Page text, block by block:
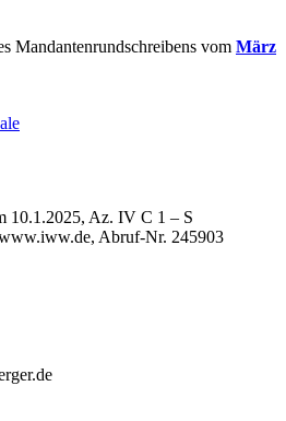
Mandantenrundschreibens vom März
10.1.2025, Az. IV C 1 – S
Abruf-Nr. 245903